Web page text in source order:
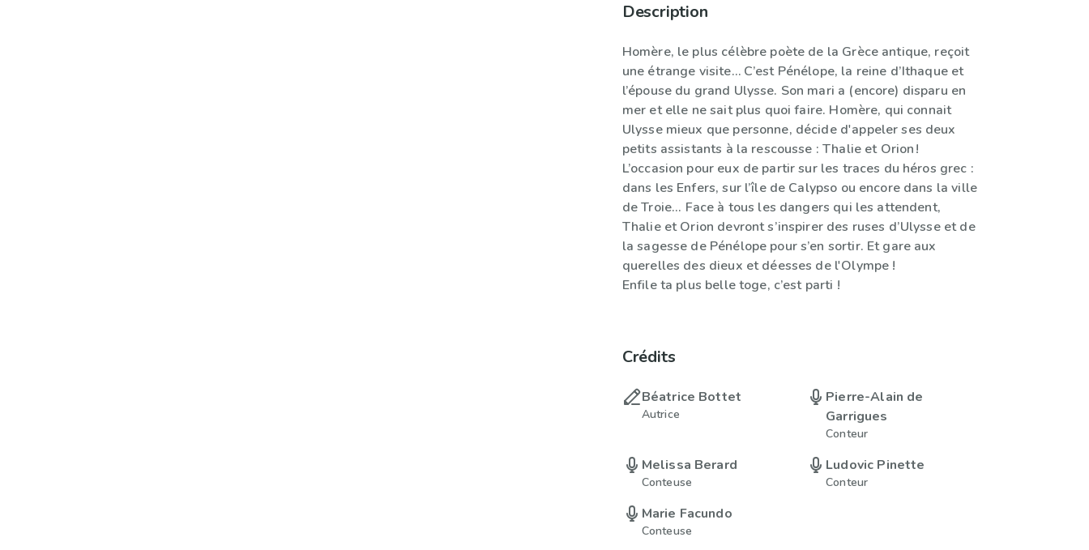
Description
Homère, le plus célèbre poète de la Grèce antique, reçoit
une étrange visite… C’est Pénélope, la reine d’Ithaque et
l’épouse du grand Ulysse. Son mari a (encore) disparu en
mer et elle ne sait plus quoi faire. Homère, qui connait
Ulysse mieux que personne, décide d'appeler ses deux
petits assistants à la rescousse : Thalie et Orion !
L’occasion pour eux de partir sur les traces du héros grec :
dans les Enfers, sur l’île de Calypso ou encore dans la ville
de Troie... Face à tous les dangers qui les attendent,
Thalie et Orion devront s’inspirer des ruses d’Ulysse et de
la sagesse de Pénélope pour s’en sortir. Et gare aux
querelles des dieux et déesses de l'Olympe !
Enfile ta plus belle toge, c’est parti !
Crédits
Béatrice Bottet
Autrice
Pierre-Alain de
Garrigues
Conteur
Melissa Berard
Conteuse
Ludovic Pinette
Conteur
Marie Facundo
Conteuse